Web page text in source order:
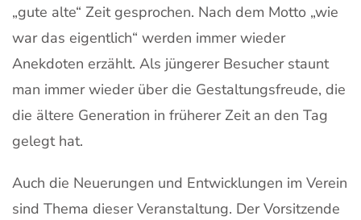
„gute alte“ Zeit gesprochen. Nach dem Motto „wie
war das eigentlich“ werden immer wieder
Anekdoten erzählt. Als jüngerer Besucher staunt
man immer wieder über die Gestaltungsfreude, die
die ältere Generation in früherer Zeit an den Tag
gelegt hat.
Auch die Neuerungen und Entwicklungen im Verein
sind Thema dieser Veranstaltung. Der Vorsitzende